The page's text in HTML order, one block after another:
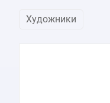
Художники